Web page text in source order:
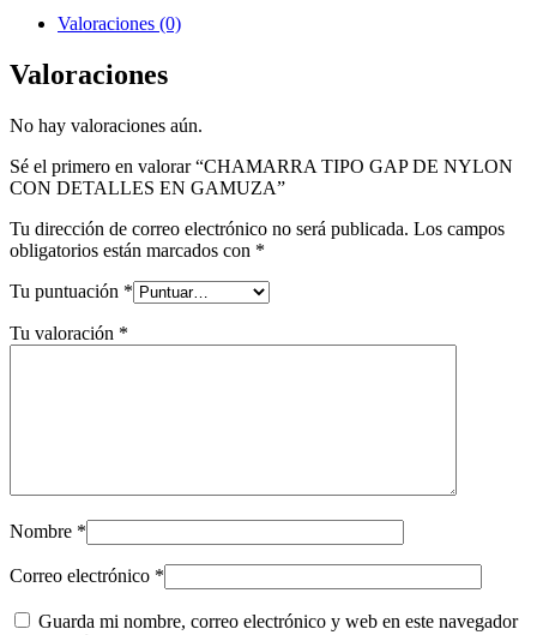
Valoraciones (0)
Valoraciones
No hay valoraciones aún.
Sé el primero en valorar “CHAMARRA TIPO GAP DE NYLON
CON DETALLES EN GAMUZA”
Tu dirección de correo electrónico no será publicada. Los campos
obligatorios están marcados con *
Tu puntuación *
Tu valoración *
Nombre *
Correo electrónico *
Guarda mi nombre, correo electrónico y web en este navegador